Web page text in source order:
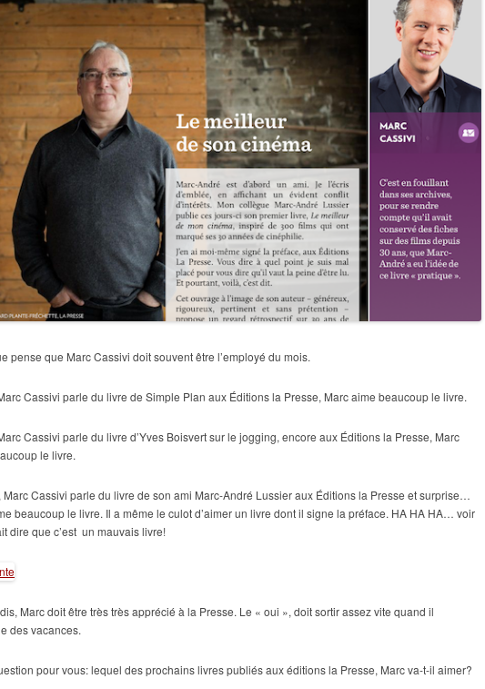
pense que Marc Cassivi doit souvent être l’employé du mois.
Cassivi parle du livre de Simple Plan aux Éditions la Presse, Marc aime beaucoup le livre.
Cassivi parle du livre d’Yves Boisvert sur le jogging, encore aux Éditions la Presse, Marc
le livre.
Marc Cassivi parle du livre de son ami Marc-André Lussier aux Éditions la Presse et surprise…
beaucoup le livre. Il a même le culot d’aimer un livre dont il signe la préface. HA HA HA… voir
dire que c’est un mauvais livre!
Marc doit être très très apprécié à la Presse. Le « oui », doit sortir assez vite quand il
des vacances.
pour vous: lequel des prochains livres publiés aux éditions la Presse, Marc va-t-il aimer?